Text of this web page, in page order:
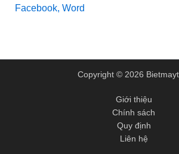
Facebook, Word
Copyright © 2026
Giới thiệu
Chính sách
Quy định
Liên hệ